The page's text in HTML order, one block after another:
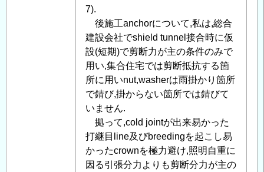
て」
の
返
信
7).
後施工anchorについて,私は,総合
建設会社でshield tunnel接合時に仮
設(短期)で剪断力が主の条件のみで
用い,集合住宅では剪断抵抗する箇
所に用いnut,washerは雨掛かり箇所
で錆び,掛からない箇所では錆びて
いません.
拠って,cold jointが出来易かった
打継目line及びbreedingを起こし易
かったcrownを極力避け,照明自重に
因る引張分力よりも剪断分力が主の